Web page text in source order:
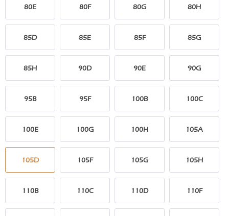
80E 80F 80G 80H
85D 85E 85F 85G
85H 90D 90E 90G
95B 95F 100B 100C
100E 100G 100H 105A
105D 105F 105G 105H
110B 110C 110D 110F